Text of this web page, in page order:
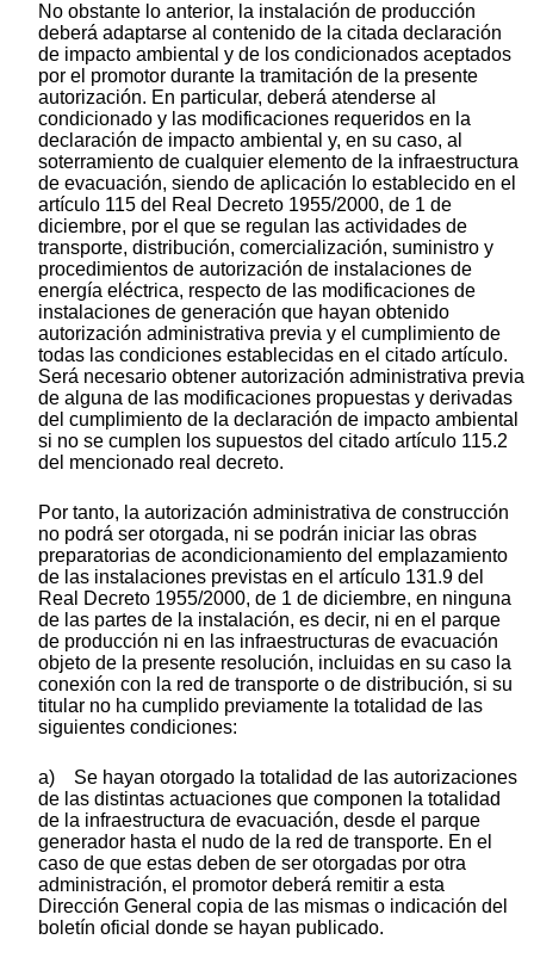
No obstante lo anterior, la instalación de producción
deberá adaptarse al contenido de la citada declaración
de impacto ambiental y de los condicionados aceptados
por el promotor durante la tramitación de la presente
autorización. En particular, deberá atenderse al
condicionado y las modificaciones requeridos en la
declaración de impacto ambiental y, en su caso, al
soterramiento de cualquier elemento de la infraestructura
de evacuación, siendo de aplicación lo establecido en el
artículo 115 del Real Decreto 1955/2000, de 1 de
diciembre, por el que se regulan las actividades de
transporte, distribución, comercialización, suministro y
procedimientos de autorización de instalaciones de
energía eléctrica, respecto de las modificaciones de
instalaciones de generación que hayan obtenido
autorización administrativa previa y el cumplimiento de
todas las condiciones establecidas en el citado artículo.
Será necesario obtener autorización administrativa previa
de alguna de las modificaciones propuestas y derivadas
del cumplimiento de la declaración de impacto ambiental
si no se cumplen los supuestos del citado artículo 115.2
del mencionado real decreto.
Por tanto, la autorización administrativa de construcción
no podrá ser otorgada, ni se podrán iniciar las obras
preparatorias de acondicionamiento del emplazamiento
de las instalaciones previstas en el artículo 131.9 del
Real Decreto 1955/2000, de 1 de diciembre, en ninguna
de las partes de la instalación, es decir, ni en el parque
de producción ni en las infraestructuras de evacuación
objeto de la presente resolución, incluidas en su caso la
conexión con la red de transporte o de distribución, si su
titular no ha cumplido previamente la totalidad de las
siguientes condiciones:
a) Se hayan otorgado la totalidad de las autorizaciones
de las distintas actuaciones que componen la totalidad
de la infraestructura de evacuación, desde el parque
generador hasta el nudo de la red de transporte. En el
caso de que estas deben de ser otorgadas por otra
administración, el promotor deberá remitir a esta
Dirección General copia de las mismas o indicación del
boletín oficial donde se hayan publicado.